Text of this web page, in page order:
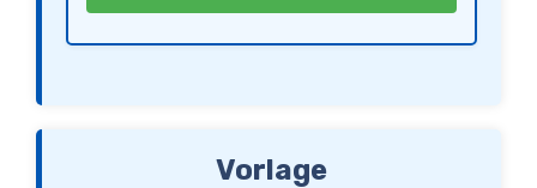
bestehen.
Der Arbeitgeber verpflichtet sich, die geltenden Datenschutzbestimmungen zu beachten.
Gerichtsstand für alle Streitigkeiten aus diesem Arbeitsvertrag ist der Sitz des Arbeitgebers,
sofern der Arbeitnehmer Kaufmann ist.Vorlage